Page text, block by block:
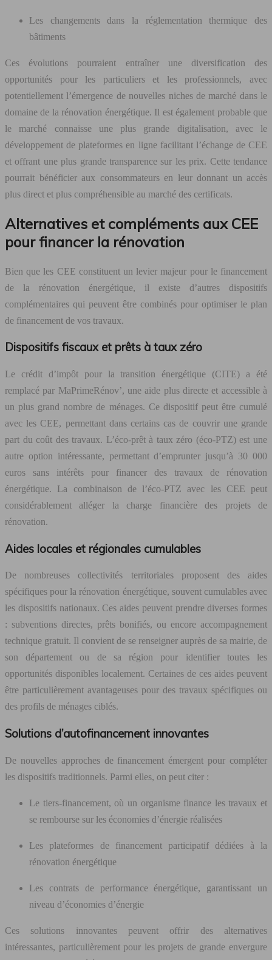
Les changements dans la réglementation thermique des
bâtiments
Ces évolutions pourraient entraîner une diversification des
opportunités pour les particuliers et les professionnels, avec
potentiellement l’émergence de nouvelles niches de marché dans le
domaine de la rénovation énergétique. Il est également probable que
le marché connaisse une plus grande digitalisation, avec le
développement de plateformes en ligne facilitant l’échange de CEE
et offrant une plus grande transparence sur les prix. Cette tendance
pourrait bénéficier aux consommateurs en leur donnant un accès
plus direct et plus compréhensible au marché des certificats.
Alternatives et compléments aux CEE
pour financer la rénovation
Bien que les CEE constituent un levier majeur pour le financement
de la rénovation énergétique, il existe d’autres dispositifs
complémentaires qui peuvent être combinés pour optimiser le plan
de financement de vos travaux.
Dispositifs fiscaux et prêts à taux zéro
Le crédit d’impôt pour la transition énergétique (CITE) a été
remplacé par MaPrimeRénov’, une aide plus directe et accessible à
un plus grand nombre de ménages. Ce dispositif peut être cumulé
avec les CEE, permettant dans certains cas de couvrir une grande
part du coût des travaux. L’éco-prêt à taux zéro (éco-PTZ) est une
autre option intéressante, permettant d’emprunter jusqu’à 30 000
euros sans intérêts pour financer des travaux de rénovation
énergétique. La combinaison de l’éco-PTZ avec les CEE peut
considérablement alléger la charge financière des projets de
rénovation.
Aides locales et régionales cumulables
De nombreuses collectivités territoriales proposent des aides
spécifiques pour la rénovation énergétique, souvent cumulables avec
les dispositifs nationaux. Ces aides peuvent prendre diverses formes
: subventions directes, prêts bonifiés, ou encore accompagnement
technique gratuit. Il convient de se renseigner auprès de sa mairie, de
son département ou de sa région pour identifier toutes les
opportunités disponibles localement. Certaines de ces aides peuvent
être particulièrement avantageuses pour des travaux spécifiques ou
des profils de ménages ciblés.
Solutions d’autofinancement innovantes
De nouvelles approches de financement émergent pour compléter
les dispositifs traditionnels. Parmi elles, on peut citer :
Le tiers-financement, où un organisme finance les travaux et
se rembourse sur les économies d’énergie réalisées
Les plateformes de financement participatif dédiées à la
rénovation énergétique
Les contrats de performance énergétique, garantissant un
niveau d’économies d’énergie
Ces solutions innovantes peuvent offrir des alternatives
intéressantes, particulièrement pour les projets de grande envergure